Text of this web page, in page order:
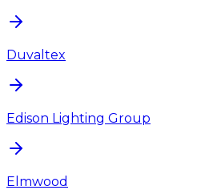
Duvaltex
Edison Lighting Group
Elmwood